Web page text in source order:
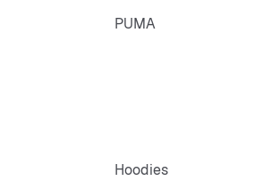
PUMA
Hoodies